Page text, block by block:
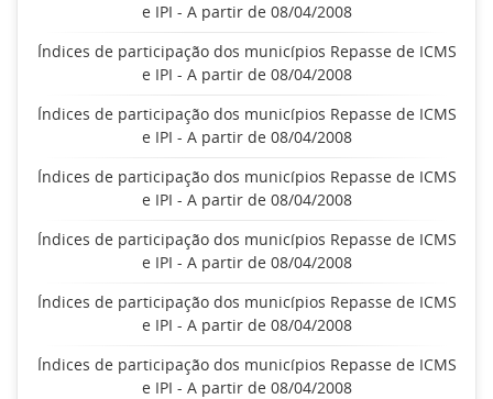
e IPI - A partir de 08/04/2008
Índices de participação dos municípios Repasse de ICMS
e IPI - A partir de 08/04/2008
Índices de participação dos municípios Repasse de ICMS
e IPI - A partir de 08/04/2008
Índices de participação dos municípios Repasse de ICMS
e IPI - A partir de 08/04/2008
Índices de participação dos municípios Repasse de ICMS
e IPI - A partir de 08/04/2008
Índices de participação dos municípios Repasse de ICMS
e IPI - A partir de 08/04/2008
Índices de participação dos municípios Repasse de ICMS
e IPI - A partir de 08/04/2008